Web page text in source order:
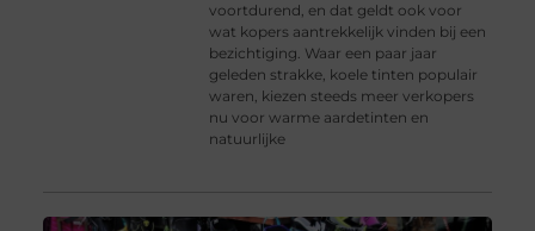
voortdurend, en dat geldt ook voor
wat kopers aantrekkelijk vinden bij een
bezichtiging. Waar een paar jaar
geleden strakke, koele tinten populair
waren, kiezen steeds meer verkopers
nu voor warme aardetinten en
natuurlijke